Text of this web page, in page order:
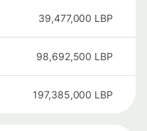
39,477,000 LBP
98,692,500 LBP
197,385,000 LBP